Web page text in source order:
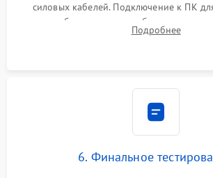
силовых кабелей. Подключение к ПК
калибровки констант батареи,
срабатывания AVR и сброса счетчиков
Подробнее
6. Финальное